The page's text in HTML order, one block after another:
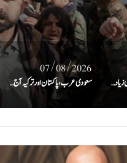
سعودی عرب، پاکستان اور ترکیہ آج مشترکہ دفاعی معاہدے پر دستخط کریں گے، ذرائع سعودی فوج
07/08/2026
آزادکشمیر میں تیسرے مرحلے کے انتخابی شیڈول میں تبدیلی، 2 اضلاع کے الیکشن ملتوی